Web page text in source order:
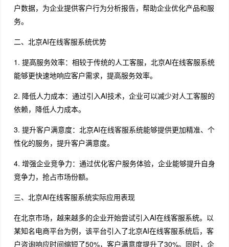
户数据，为企业提供客户行为分析报告，帮助企业优化产品和服
务。
二、北京AI在线客服系统优势
1. 提高服务效率：相较于传统的人工客服，北京AI在线客服系统
能够更快速地响应客户需求，提高服务效率。
2. 降低人力成本：通过引入AI技术，企业可以减少对人工客服的
依赖，降低人力成本。
3. 提升客户满意度：北京AI在线客服系统能够提供更加精准、个
性化的服务，提升客户满意度。
4. 增强企业竞争力：通过优化客户服务体验，企业能够提升自身
竞争力，抢占市场份额。
三、北京AI在线客服系统实际应用表现
在北京市场，越来越多的企业开始尝试引入AI在线客服系统。以
某知名电商平台为例，该平台引入了北京AI在线客服系统后，客
户咨询响应时间缩短了50%，客户满意度提升了30%。同时，企